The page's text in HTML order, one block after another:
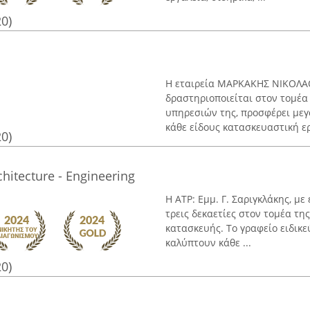
Η εταιρεία ΜΑΡΚΑΚΗΣ
δραστηριοποιείται στον
υπηρεσιών της, προσφέρει
κάθε είδους κατασκευαστική
- Engineering
Η ΑΤΡ: Εμμ. Γ. Σαριγκλάκης, με
τρεις δεκαετίες στον τομέα
κατασκευής. Το γραφείο
καλύπτουν κάθε ...